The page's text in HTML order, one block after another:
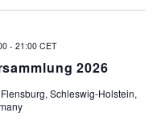
2026
- 21:00 CET
Schleswig-Holstein,